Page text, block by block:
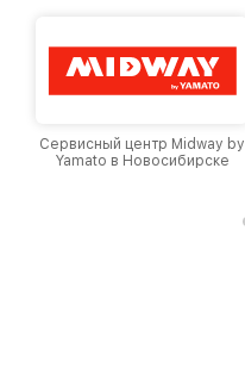
Сервисный центр Midway by
Yamato в Новосибирске